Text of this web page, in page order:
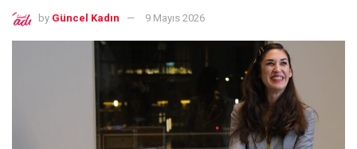
by Güncel Kadın 9 Mayıs 2026